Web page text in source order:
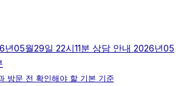
년05월29일 22시11분 상담 안내 2026년05
방문 전 확인해야 할 기본 기준